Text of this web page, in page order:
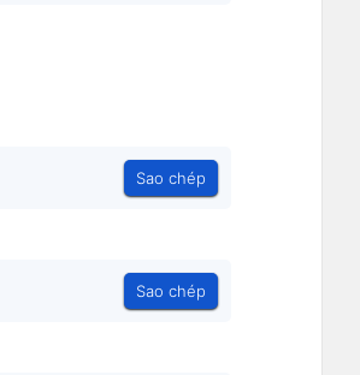
Sao chép
Sao chép